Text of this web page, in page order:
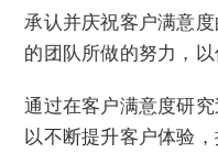
承认并庆祝客户满意
的团队所做的努力，
通过在客户满意度研
以不断提升客户体验